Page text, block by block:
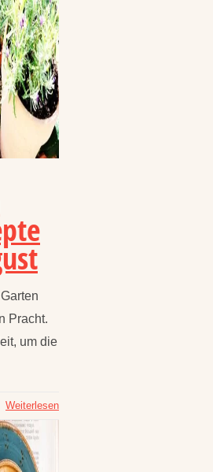
Pracht.
um die
Weiterlesen